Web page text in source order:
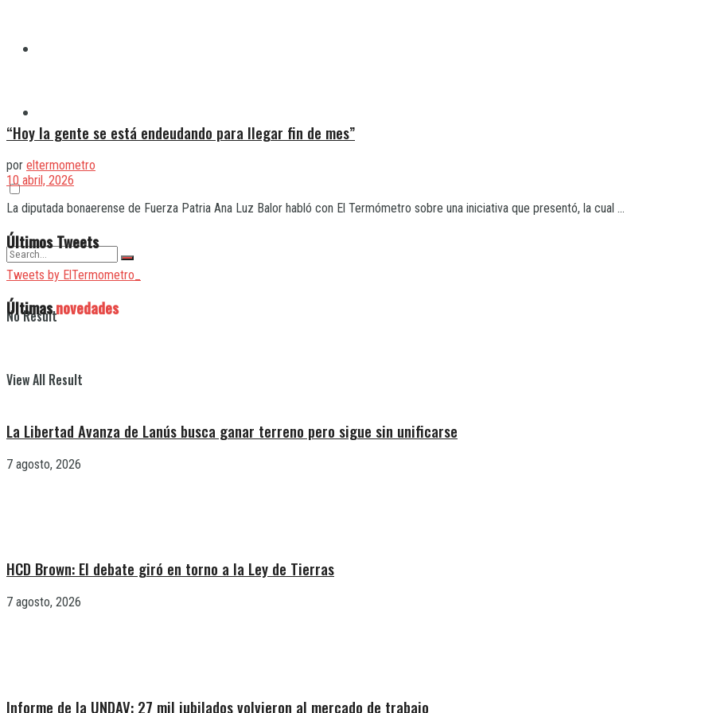
No Result
View All Result
“Hoy la gente se está endeudando para llegar fin de mes”
por eltermometro
10 abril, 2026
La diputada bonaerense de Fuerza Patria Ana Luz Balor habló con El Termómetro sobre una iniciativa que presentó, la cual ...
Últimos Tweets
Tweets by ElTermometro_
Últimasnovedades
La Libertad Avanza de Lanús busca ganar terreno pero sigue sin unificarse
7 agosto, 2026
HCD Brown: El debate giró en torno a la Ley de Tierras
7 agosto, 2026
Informe de la UNDAV: 27 mil jubilados volvieron al mercado de trabajo